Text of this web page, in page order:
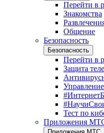
Перейти в
Знакомства
Общение
Безопасность
Безопасность
Перейти в
Защита
Тест по
Приложения